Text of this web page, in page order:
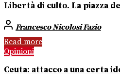
Libertà di culto. La piazza
Francesco Nicolosi Fazio
Read more
Opinioni
Ceuta: attacco a una certa